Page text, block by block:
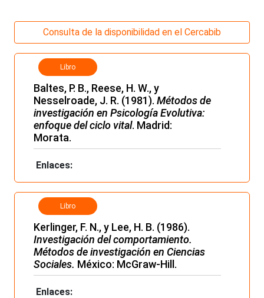
Consulta de la disponibilidad en el Cercabib
Libro
Baltes, P. B., Reese, H. W., y
Nesselroade, J. R. (1981). Métodos de
investigación en Psicología Evolutiva:
enfoque del ciclo vital. Madrid:
Morata.
Enlaces:
Libro
Kerlinger, F. N., y Lee, H. B. (1986).
Investigación del comportamiento.
Métodos de investigación en Ciencias
Sociales. México: McGraw-Hill.
Enlaces: